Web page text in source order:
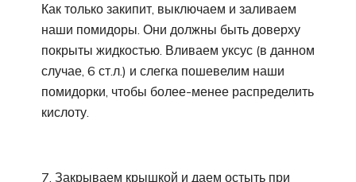
Как только закипит, выключаем и заливаем
наши помидоры. Они должны быть доверху
покрыты жидкостью. Вливаем уксус (в данном
случае, 6 ст.л.) и слегка пошевелим наши
помидорки, чтобы более-менее распределить
кислоту.
7. Закрываем крышкой и даем остыть при